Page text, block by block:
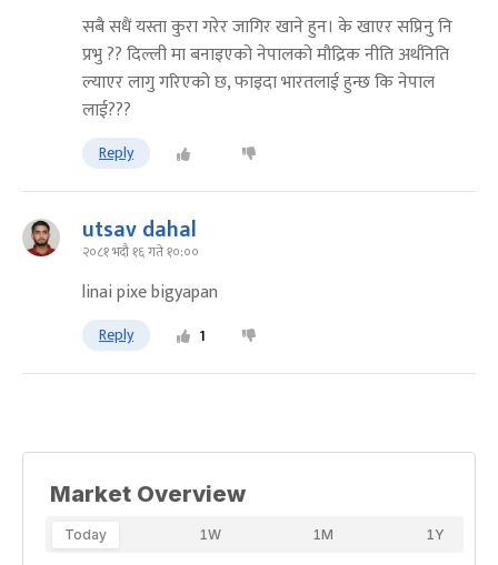
सबै सधैं यस्ता कुरा गरेर जागिर खाने हुन। के खाएर सप्रिनु नि
प्रभु ?? दिल्ली मा बनाइएको नेपालको मौद्रिक नीति अर्थनिति
ल्याएर लागु गरिएको छ, फाइदा भारतलाई हुन्छ कि नेपाल
लाई???
Reply
utsav dahal
२०८१ भदौ १६ गते १०:००
linai pixe bigyapan
Reply 1